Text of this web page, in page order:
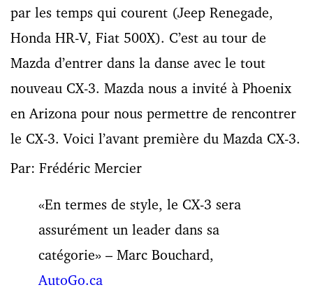
par les temps qui courent (Jeep Renegade,
Honda HR-V, Fiat 500X). C’est au tour de
Mazda d’entrer dans la danse avec le tout
nouveau CX-3. Mazda nous a invité à Phoenix
en Arizona pour nous permettre de rencontrer
le CX-3. Voici l’avant première du Mazda CX-3.
Par: Frédéric Mercier
«En termes de style, le CX-3 sera
assurément un leader dans sa
catégorie» – Marc Bouchard,
AutoGo.ca